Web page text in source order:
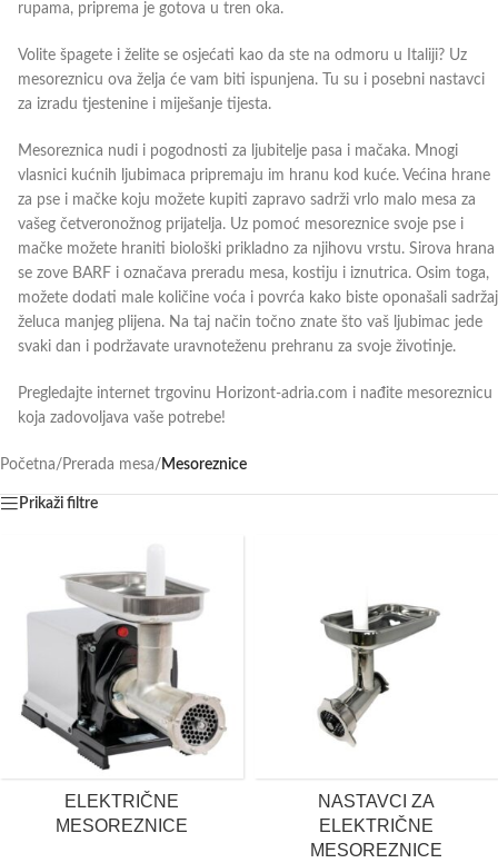
rupama, priprema je gotova u tren oka.
Volite špagete i želite se osjećati kao da ste na odmoru u Italiji? Uz
mesoreznicu ova želja će vam biti ispunjena. Tu su i posebni nastavci
za izradu tjestenine i miješanje tijesta.
Mesoreznica nudi i pogodnosti za ljubitelje pasa i mačaka. Mnogi
vlasnici kućnih ljubimaca pripremaju im hranu kod kuće. Većina hrane
za pse i mačke koju možete kupiti zapravo sadrži vrlo malo mesa za
vašeg četveronožnog prijatelja. Uz pomoć mesoreznice svoje pse i
mačke možete hraniti biološki prikladno za njihovu vrstu. Sirova hrana
se zove BARF i označava preradu mesa, kostiju i iznutrica. Osim toga,
možete dodati male količine voća i povrća kako biste oponašali sadržaj
želuca manjeg plijena. Na taj način točno znate što vaš ljubimac jede
svaki dan i podržavate uravnoteženu prehranu za svoje životinje.
Pregledajte internet trgovinu Horizont-adria.com i nađite mesoreznicu
koja zadovoljava vaše potrebe!
Početna/ Prerada mesa/ Mesoreznice
Prikaži filtre
ELEKTRIČNE
MESOREZNICE
NASTAVCI ZA
ELEKTRIČNE
MESOREZNICE